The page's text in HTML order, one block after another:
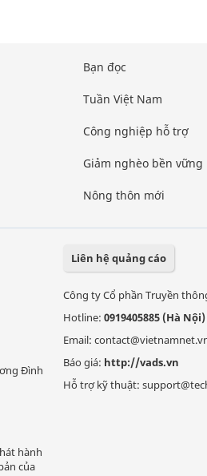
Bạn đọc
Tuần Việt Nam
Công nghiệp hỗ trợ
Giảm nghèo bền vững
Nông thôn mới
Đình
hành
của
Liên hệ quảng cáo
Công ty Cổ phần Truyền
Hotline: 0919405885 (Hà Nội)
Email:
Báo giá: http://vads.vn
Hỗ trợ kỹ thuật: